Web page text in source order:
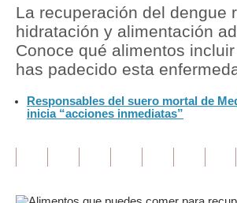
Política
Tu Dinero
Finanzas Personales
Inmobiliarias
Opinión
Editorial
La recuperación del dengue
hidratación y alimentación
Conoce qué alimentos
has padecido esta
Responsables del suero mortal de
inicia “acciones inmediatas”